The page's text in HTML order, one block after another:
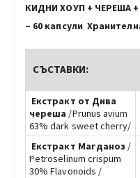
КИДНИ ХОУП + ЧЕРЕША
– 60 капсули
СЪСТАВКИ:
Екстракт от Дива
череша /Prunus avium
63% dark sweet cherry/
Екстракт Магданоз /
Petroselinum crispum
30% Flavonoids /